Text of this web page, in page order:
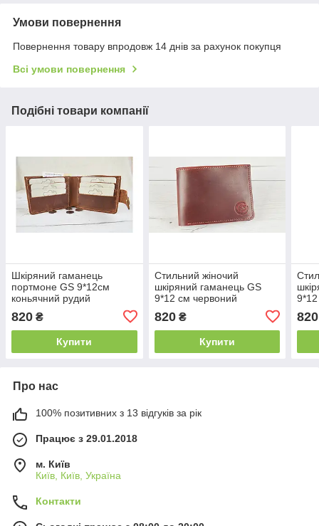
Умови повернення
Повернення товару впродовж 14 днів за рахунок покупця
Всі умови повернення
Подібні товари компанії
Шкіряний гаманець
портмоне GS 9*12см
коньячний рудий
820 ₴
Купити
Стильний жіночий
шкіряний гаманець GS
9*12 см червоний
820₴
Купити
820
Про нас
100% позитивних з 13 відгуків за рік
Працює з 29.01.2018
м. Київ
Київ, Київ, Україна
Контакти